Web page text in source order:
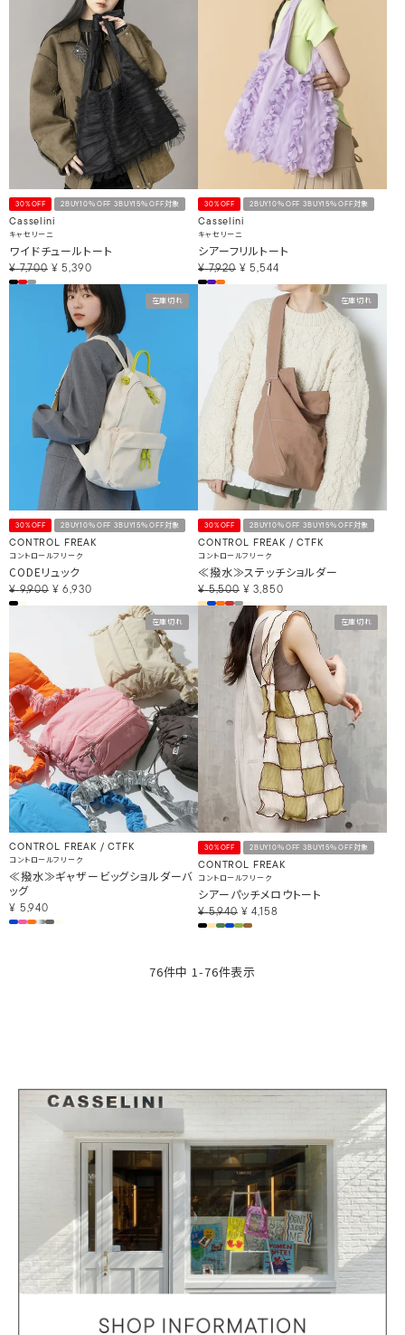
30%OFF 2BUY10％OFF 3BUY15％OFF対象
Casselini
キャセリーニ
ワイドチュールトート
¥ 7,700 ¥ 5,390
30%OFF 2BUY10％OFF 3BUY15％OFF対象
Casselini
キャセリーニ
シアーフリルトート
¥ 7,920 ¥ 5,544
30%OFF 2BUY10％OFF 3BUY15％OFF対象
CONTROL FREAK
コントロールフリーク
CODEリュック
¥ 9,900 ¥ 6,930
在庫切れ
30%OFF 2BUY10％OFF 3BUY15％OFF対象
CONTROL FREAK / CTFK
コントロールフリーク
≪撥水≫ステッチショルダー
¥ 5,500 ¥ 3,850
在庫切れ
CONTROL FREAK / CTFK
コントロールフリーク
≪撥水≫ギャザービッグショルダーバ
ッグ
¥ 5,940
在庫切れ
30%OFF 2BUY10％OFF 3BUY15％OFF対象
CONTROL FREAK
コントロールフリーク
シアーパッチメロウトート
¥ 5,940 ¥ 4,158
在庫切れ
76件中 1-76件表示